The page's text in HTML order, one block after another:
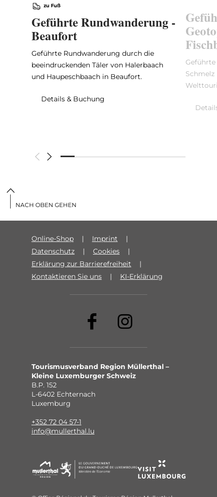
zu Fuß
Geführte Rundwanderung -
Beaufort
Geführte Rundwanderung durch die
beeindruckenden Täler von Halerbaach
und Haupeschbaach in Beaufort.
Details & Buchung
Online-Shop
Imprint
Datenschutz
Cookies
Erklärung zur Barrierefreiheit
Kontaktieren Sie uns
KI-Erklärung
Tourismusverband Region Müllerthal –
Kleine Luxemburger Schweiz
B.P. 152
L-6402 Echternach
Luxemburg
+352 72 04 57-1
info@mullerthal.lu
NACH OBEN GEHEN